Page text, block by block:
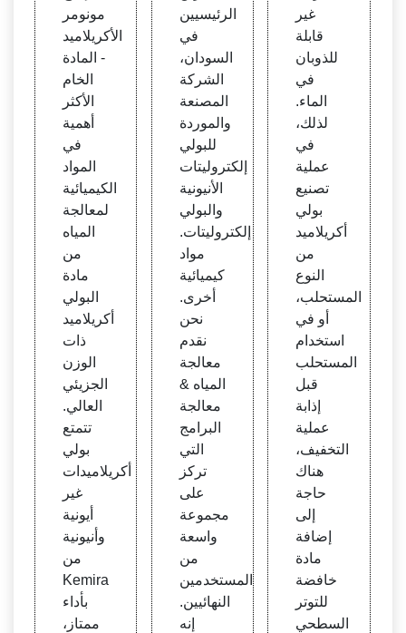
مونومر
الأكريلاميد
- المادة
الخام
الأكثر
أهمية
في
المواد
الكيميائية
لمعالجة
المياه
من
مادة
البولي
أكريلاميد
ذات
الوزن
الجزيئي
العالي.
تتمتع
بولي
أكريلاميدات
غير
أيونية
وأنيونية
من
Kemira
بأداء
ممتاز،
لأنيون
ي
الرئيسيين
في
السودان،
الشركة
المصنعة
والموردة
للبولي
إلكتروليتات
الأنيونية
والبولي
إلكتروليتات.
مواد
كيميائية
أخرى.
نحن
نقدم
معالجة
المياه &
معالجة
البرامج
التي
تركز
على
مجموعة
واسعة
من
المستخدمين
النهائيين.
إنه
غير
قابلة
للذوبان
في
الماء.
لذلك،
في
عملية
تصنيع
بولي
أكريلاميد
من
النوع
المستحلب،
أو في
استخدام
المستحلب
قبل
إذابة
عملية
التخفيف،
هناك
حاجة
إلى
إضافة
مادة
خافضة
للتوتر
السطحي